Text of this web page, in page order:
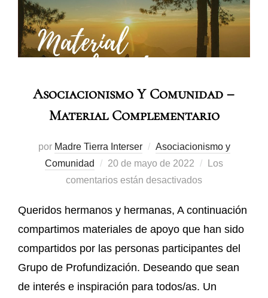
Asociacionismo Y Comunidad –
Material Complementario
por Madre Tierra Interser
Asociacionismo y
Comunidad
20 de mayo de 2022
Los
comentarios están desactivados
Queridos hermanos y hermanas, A continuación
compartimos materiales de apoyo que han sido
compartidos por las personas participantes del
Grupo de Profundización. Deseando que sean
de interés e inspiración para todos/as. Un